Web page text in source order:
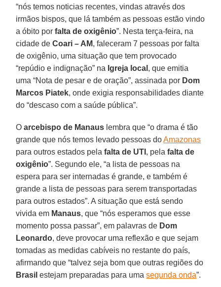
“nós temos noticias recentes, vindas através dos
irmãos bispos, que lá também as pessoas estão vindo
a óbito porfalta de oxigênio”. Nesta terça-feira, na
cidade deCoari – AM, faleceram 7 pessoas por falta
de oxigênio, uma situação que tem provocado
“repúdio e indignação” na Igreja local , que emitia
uma “Nota de pesar e de oração”, assinada por Dom
Marcos Piatek, onde exigia responsabilidades diante
do “descaso com a saúde pública”.
Oarcebispo de Manaus lembra que “o drama é tão
grande que nós temos levado pessoas doAmazonas
para outros estados pelafalta de UTI , pelafalta de
oxigênio”. Segundo ele, “a lista de pessoas na
espera para ser internadas é grande, e também é
grande a lista de pessoas para serem transportadas
para outros estados”. A situação que está sendo
vivida em Manaus, que “nós esperamos que esse
momento possa passar”, em palavras de Dom
Leonardo, deve provocar uma reflexão e que sejam
tomadas as medidas cabíveis no restante do país,
afirmando que “talvez seja bom que outras regiões do
Brasil estejam preparadas para umasegunda onda”.